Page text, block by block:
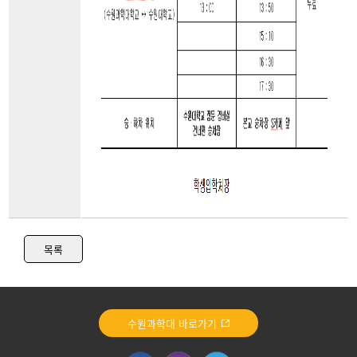
목록
수원과학대 바로가기